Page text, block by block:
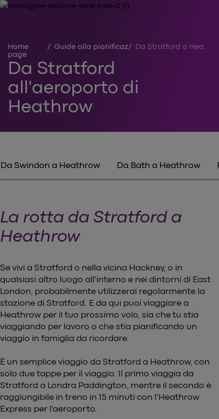
Home
page
/ Guide alla pianificazione del viaggio
/ Da Stratford a Heathrow
Da Stratford
all'aeroporto di
Heathrow
Da Swindon a Heathrow Da Bath a Heathrow
La rotta da Stratford a
Heathrow
Se vivi a Stratford o nella vicina Hackney, o in
qualsiasi altro luogo all'interno e nei dintorni di East
London, probabilmente utilizzerai regolarmente la
stazione di Stratford. E da qui puoi viaggiare a
Heathrow per il tuo prossimo volo, sia che tu stia
viaggiando per lavoro o che stia pianificando un
viaggio in famiglia da ricordare.
È un semplice viaggio da Stratford a Heathrow, con
solo due tappe per il viaggio. Il primo viaggia da
Stratford a Londra Paddington, mentre il secondo è
raggiungibile in treno in 15 minuti con l'Heathrow
Express per l'aeroporto.